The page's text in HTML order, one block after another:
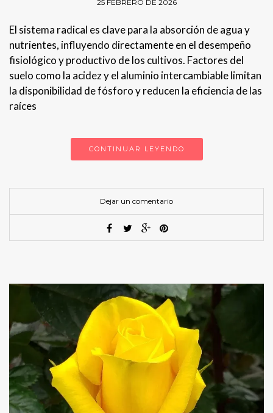
25 FEBRERO DE 2026
El sistema radical es clave para la absorción de agua y
nutrientes, influyendo directamente en el desempeño
fisiológico y productivo de los cultivos. Factores del
suelo como la acidez y el aluminio intercambiable limitan
la disponibilidad de fósforo y reducen la eficiencia de las
raíces
CONTINUAR LEYENDO
Dejar un comentario